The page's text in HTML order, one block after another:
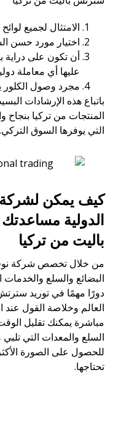
الامتثال لجميع
اختيار مورد حسن
أن تكون على دراية
عليها أي معاملة
مجرد وصول الكلور
باتباع هذه الإرشادات
المنتجات من تركيا بنجاح
التي يوفرها السوق التركي.
كيف يمكن لشركة
الدولية
باليت من تركيا
من خلال تخصص شركة نوفا
البضائع والسلع
دورًا مهمًا في توريد
العالم وخلاصة القول
مباشرة يمكنك تقليل
السلع والمعدات التي
للحصول على الصورة
تحتاجها.